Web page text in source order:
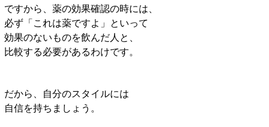
ですから、薬の効果確認の時には、
必ず「これは薬ですよ」といって
効果のないものを飲んだ人と、
比較する必要があるわけです。
だから、自分のスタイルには
自信を持ちましょう。